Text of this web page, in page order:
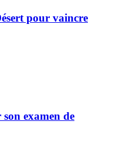
pour vaincre
examen de